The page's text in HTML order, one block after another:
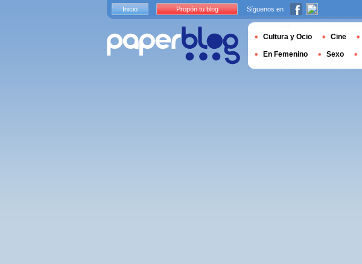
Inicio Propón tu blog Síguenos en
Cultura y Ocio Cine
En Femenino Sexo